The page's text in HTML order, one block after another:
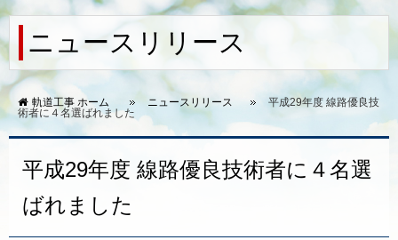
ニュースリリース
軌道工事 ホーム ニュースリリース
平成29年度 線路優良技
術者に４名選ばれました
平成29年度 線路優良技術者に４名選
ばれました